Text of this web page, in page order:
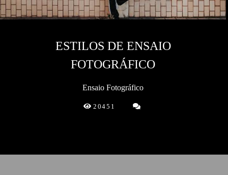
ESTILOS DE ENSAIO
FOTOGRÁFICO
Ensaio Fotográfico
20451